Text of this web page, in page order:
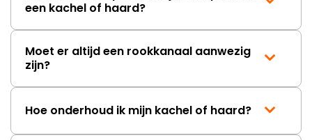
een kachel of haard?
Moet er altijd een rookkanaal aanwezig
zijn?
Hoe onderhoud ik mijn kachel of haard?